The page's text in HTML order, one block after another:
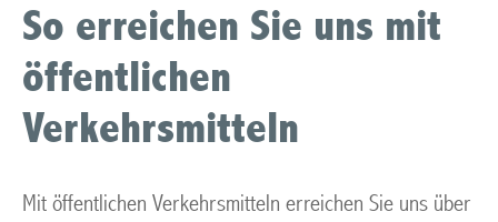
So erreichen Sie uns mit
öffentlichen
Verkehrsmitteln
Mit öffentlichen Verkehrsmitteln erreichen Sie uns über